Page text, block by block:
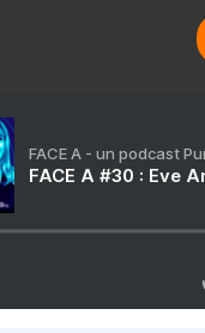
FACE A - un podcast
FACE A #30 : Eve